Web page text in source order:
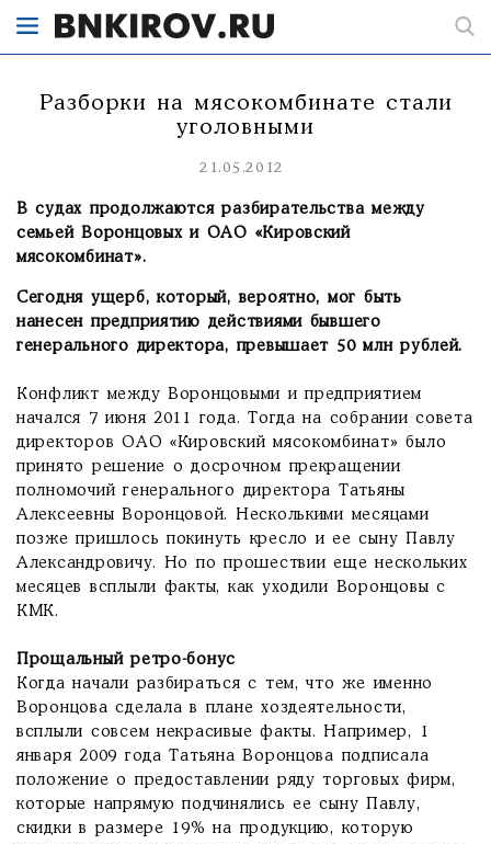
Разборки на мясокомбинате стали
уголовными
21.05.2012
В судах продолжаются разбирательства между
семьей Воронцовых и ОАО «Кировский
мясокомбинат».
Сегодня ущерб, который, вероятно, мог быть
нанесен предприятию действиями бывшего
генерального директора, превышает 50 млн рублей.
Конфликт между Воронцовыми и предприятием
начался 7 июня 2011 года. Тогда на собрании совета
директоров ОАО «Кировский мясокомбинат» было
принято решение о досрочном прекращении
полномочий генерального директора Татьяны
Алексеевны Воронцовой. Несколькими месяцами
позже пришлось покинуть кресло и ее сыну Павлу
Александровичу. Но по прошествии еще нескольких
месяцев всплыли факты, как уходили Воронцовы с
КМК.
Прощальный ретро-бонус
Когда начали разбираться с тем, что же именно
Воронцова сделала в плане хоздеятельности,
всплыли совсем некрасивые факты. Например, 1
января 2009 года Татьяна Воронцова подписала
положение о предоставлении ряду торговых фирм,
которые напрямую подчинялись ее сыну Павлу,
скидки в размере 19% на продукцию, которую